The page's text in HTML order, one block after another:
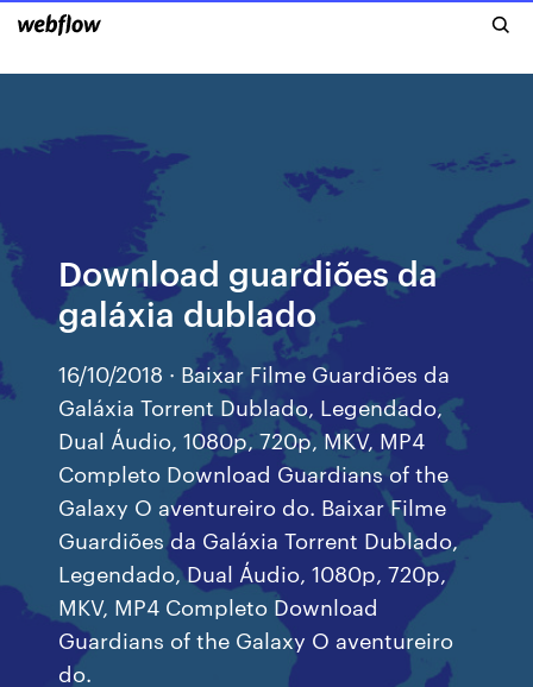
Download guardiões da
galáxia dublado
16/10/2018 · Baixar Filme Guardiões da
Galáxia Torrent Dublado, Legendado,
Dual Áudio, 1080p, 720p, MKV, MP4
Completo Download Guardians of the
Galaxy O aventureiro do. Baixar Filme
Guardiões da Galáxia Torrent Dublado,
Legendado, Dual Áudio, 1080p, 720p,
MKV, MP4 Completo Download
Guardians of the Galaxy O aventureiro
do.